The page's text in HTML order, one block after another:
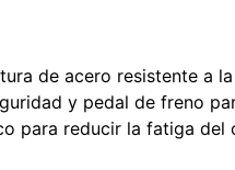
de acero resistente a
y pedal de freno
para reducir la fatiga